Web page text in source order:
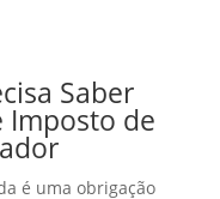
Saber
Imposto de
é uma obrigação